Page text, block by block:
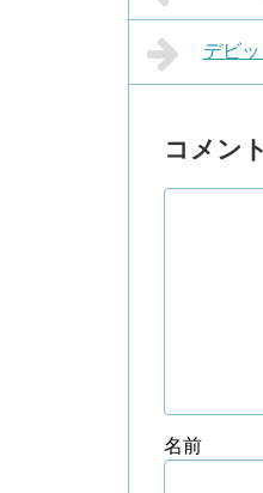
デビ
コメン
名前